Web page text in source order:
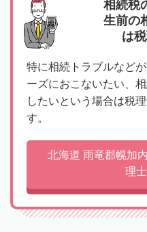
相続税
生前の
は
特に相続トラブルなど
ーズにおこないたい、
したいという場合は税
す。
北海道 雨竜郡幌加
理